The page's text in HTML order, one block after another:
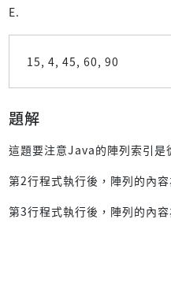
E.
15, 4, 45, 60, 90
題解
這題要注意Java的陣列索引是
第2行程式執行後，陣列的內
第3行程式執行後，陣列的內